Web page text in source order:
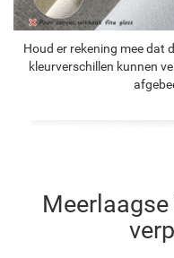
Houd er rekening mee dat
kleurverschillen kunnen